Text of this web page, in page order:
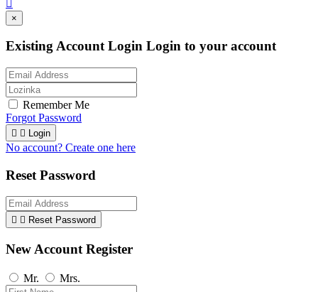

×
Existing Account Login Login to your account
Remember Me
Forgot Password
  Login
No account? Create one here
Reset Password
  Reset Password
New Account Register
Mr. Mrs.